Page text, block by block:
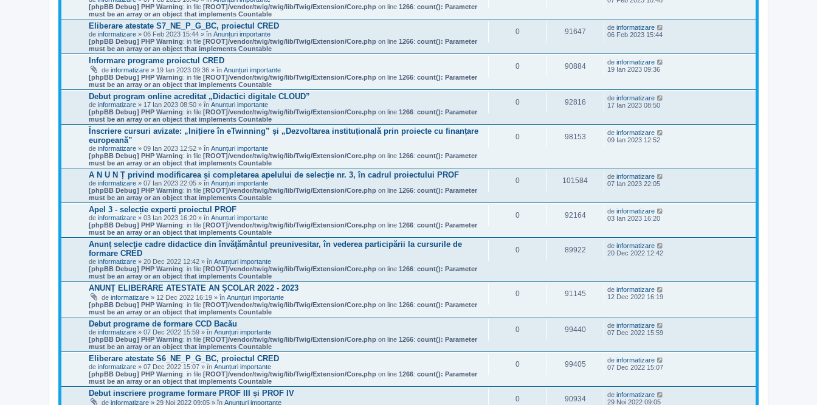
[phpBB Debug] PHP Warning: in file [ROOT]/vendor/twig/twig/lib/Twig/Extension/Core.php on line 1266: count(): Parameter
must be an array or an object that implements Countable
Eliberare atestate S7_NE_P_G_BC, proiectul CRED
de informatizare » 06 Feb 2023 15:44 » în Anunțuri importante
[phpBB Debug] PHP Warning: in file [ROOT]/vendor/twig/twig/lib/Twig/Extension/Core.php on line 1266: count(): Parameter
must be an array or an object that implements Countable
0 91647 de informatizare
06 Feb 2023 15:44
Informare programe proiectul CRED
de informatizare » 19 Ian 2023 09:36 » în Anunțuri importante
[phpBB Debug] PHP Warning: in file [ROOT]/vendor/twig/twig/lib/Twig/Extension/Core.php on line 1266: count(): Parameter
must be an array or an object that implements Countable
0 90884 de informatizare
19 Ian 2023 09:36
Debut program online acreditat „Didactici digitale CLOUD”
de informatizare » 17 Ian 2023 08:50 » în Anunțuri importante
[phpBB Debug] PHP Warning: in file [ROOT]/vendor/twig/twig/lib/Twig/Extension/Core.php on line 1266: count(): Parameter
must be an array or an object that implements Countable
0 92816 de informatizare
17 Ian 2023 08:50
Înscriere cursuri avizate: „Inițiere în eTwinning” și „Dezvoltarea instituțională prin proiecte cu finanțare
europeană”
de informatizare » 09 Ian 2023 12:52 » în Anunțuri importante
[phpBB Debug] PHP Warning: in file [ROOT]/vendor/twig/twig/lib/Twig/Extension/Core.php on line 1266: count(): Parameter
must be an array or an object that implements Countable
0 98153 de informatizare
09 Ian 2023 12:52
A N U N Ț privind modificarea și completarea apelului de selecție nr. 3, în cadrul proiectului PROF
de informatizare » 07 Ian 2023 22:05 » în Anunțuri importante
[phpBB Debug] PHP Warning: in file [ROOT]/vendor/twig/twig/lib/Twig/Extension/Core.php on line 1266: count(): Parameter
must be an array or an object that implements Countable
0 101584 de informatizare
07 Ian 2023 22:05
Apel 3 - selecție experti proiectul PROF
de informatizare » 03 Ian 2023 16:20 » în Anunțuri importante
[phpBB Debug] PHP Warning: in file [ROOT]/vendor/twig/twig/lib/Twig/Extension/Core.php on line 1266: count(): Parameter
must be an array or an object that implements Countable
0 92164 de informatizare
03 Ian 2023 16:20
Anunț selecţie cadre didactice din învăţământul preunivesitar, în vederea participării la cursurile de
formare CRED
de informatizare » 20 Dec 2022 12:42 » în Anunțuri importante
[phpBB Debug] PHP Warning: in file [ROOT]/vendor/twig/twig/lib/Twig/Extension/Core.php on line 1266: count(): Parameter
must be an array or an object that implements Countable
0 89922 de informatizare
20 Dec 2022 12:42
ANUNȚ ELIBERARE ATESTATE AN ȘCOLAR 2022 - 2023
de informatizare » 12 Dec 2022 16:19 » în Anunțuri importante
[phpBB Debug] PHP Warning: in file [ROOT]/vendor/twig/twig/lib/Twig/Extension/Core.php on line 1266: count(): Parameter
must be an array or an object that implements Countable
0 91145 de informatizare
12 Dec 2022 16:19
Debut programe de formare CCD Bacău
de informatizare » 07 Dec 2022 15:59 » în Anunțuri importante
[phpBB Debug] PHP Warning: in file [ROOT]/vendor/twig/twig/lib/Twig/Extension/Core.php on line 1266: count(): Parameter
must be an array or an object that implements Countable
0 99440 de informatizare
07 Dec 2022 15:59
Eliberare atestate S6_NE_P_G_BC, proiectul CRED
de informatizare » 07 Dec 2022 15:07 » în Anunțuri importante
[phpBB Debug] PHP Warning: in file [ROOT]/vendor/twig/twig/lib/Twig/Extension/Core.php on line 1266: count(): Parameter
must be an array or an object that implements Countable
0 99405 de informatizare
07 Dec 2022 15:07
Debut inscriere programe formare PROF III și PROF IV
de informatizare » 29 Noi 2022 09:05 » în Anunțuri importante 0 90934 de informatizare
29 Noi 2022 09:05